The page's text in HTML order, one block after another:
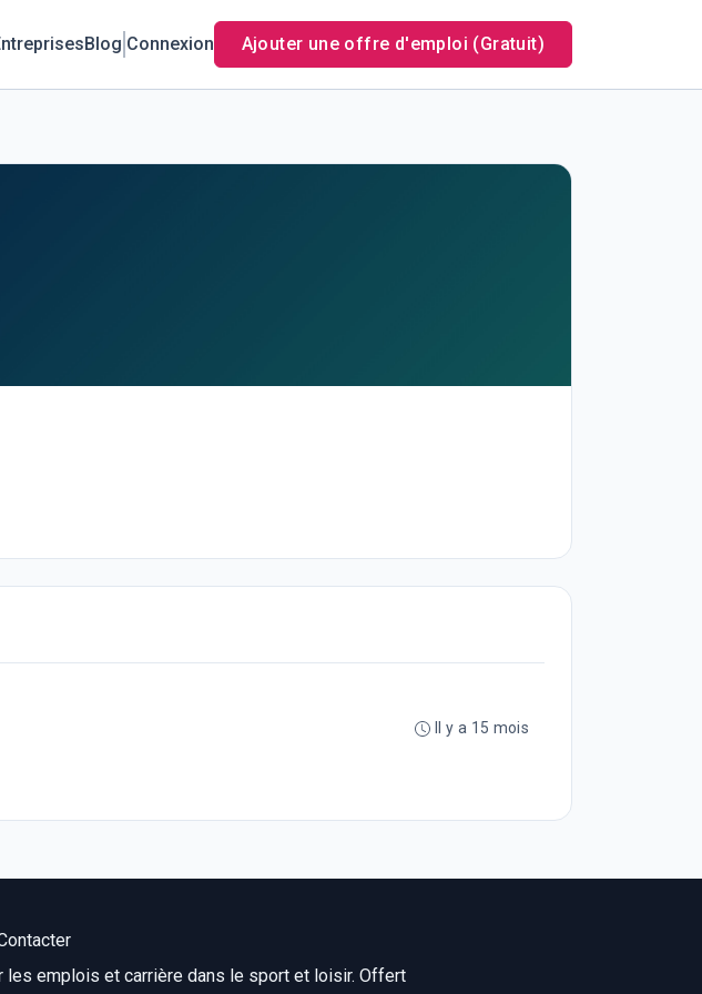
Blog Connexion Ajouter une offre d'emploi (Gratuit)
Il y a 15 mois
emplois et carrière dans le sport et loisir. Offert